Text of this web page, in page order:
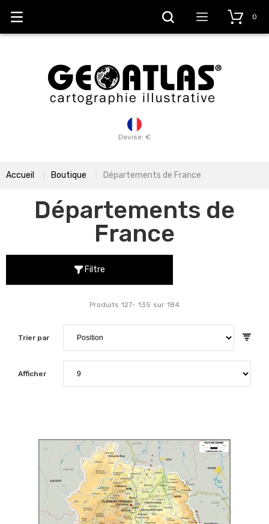
Devise: €
0
Accueil Boutique Départements de France
Départements de
France
Filtre
Trier par
Produits 127- 135 sur 184
Afficher